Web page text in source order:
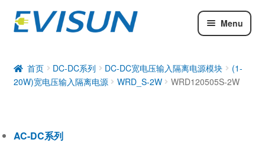
Menu
DC-DC系列
工业通信模块
首页 DC-DC系列 DC-DC宽电压输入隔离电源模块
(1-
20W)宽电压输入隔离电源
WRD_S-2W WRD120505S-2W
AC-DC系列